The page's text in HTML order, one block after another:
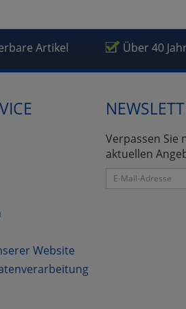
Artikel Über 40
Website
Verpassen Sie
aktuellen
Datenverarbeitung